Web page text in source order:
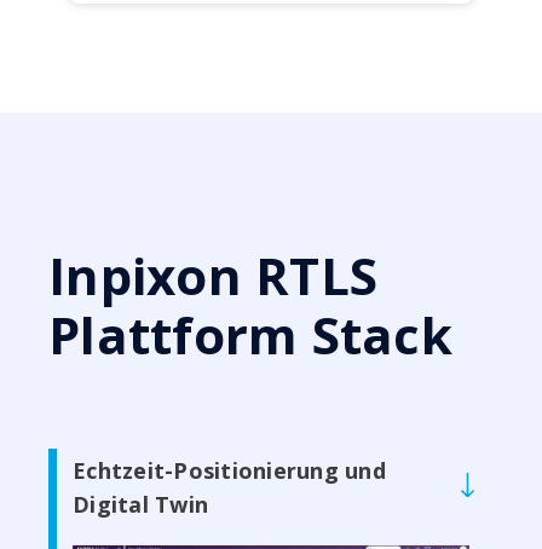
Inpixon RTLS
Plattform Stack
Echtzeit-Positionierung und
Digital Twin